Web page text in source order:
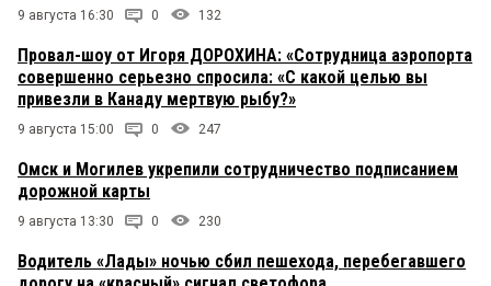
9 августа 16:30 0 132
Провал-шоу от Игоря ДОРОХИНА: «Сотрудница аэропорта
совершенно серьезно спросила: «С какой целью вы
привезли в Канаду мертвую рыбу?»
9 августа 15:00 0 247
Омск и Могилев укрепили сотрудничество подписанием
дорожной карты
9 августа 13:30 0 230
Водитель «Лады» ночью сбил пешехода, перебегавшего